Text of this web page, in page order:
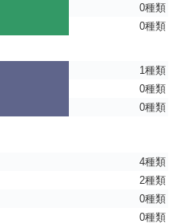
0種類
0種類
1種類
0種類
0種類
4種類
2種類
0種類
0種類